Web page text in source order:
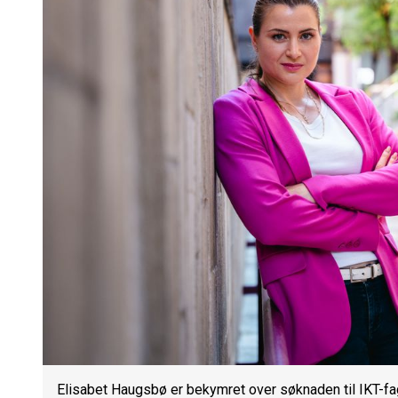
Elisabet Haugsbø er bekymret over søknaden til IKT-